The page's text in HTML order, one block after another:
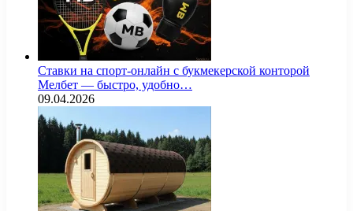
Ставки на спорт-онлайн с букмекерской конторой
Мелбет — быстро, удобно…
09.04.2026